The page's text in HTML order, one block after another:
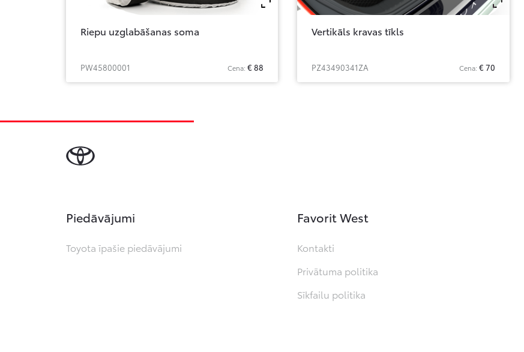
Riepu uzglabāšanas soma
PW45800001 Cena: € 88
Vertikāls kravas tīkls
PZ43490341ZA Cena: € 70
Piedāvājumi
Toyota īpašie piedāvājumi
Favorit West
Kontakti
Privātuma politika
Sīkfailu politika